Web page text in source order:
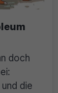
doch
die